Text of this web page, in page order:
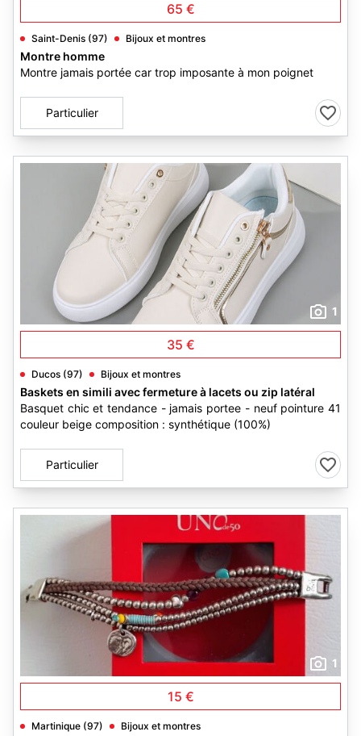
65 €
Saint-Denis (97) Bijoux et montres
Montre homme
Montre jamais portée car trop imposante à mon poignet
Particulier
1
35 €
Ducos (97) Bijoux et montres
Baskets en simili avec fermeture à lacets ou zip latéral
Basquet chic et tendance - jamais portee - neuf pointure 41
couleur beige composition : synthétique (100%)
Particulier
1
15 €
Martinique (97) Bijoux et montres